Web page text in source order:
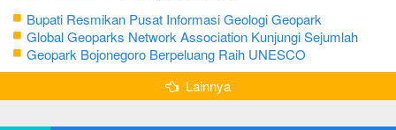
Bupati Resmikan Pusat Informasi Geologi Geopark
Bojonegoro
Global Geoparks Network Association Kunjungi Sejumlah
Geosite di Bojonegoro
Geopark Bojonegoro Berpeluang Raih UNESCO
Global Geopark
Lainnya